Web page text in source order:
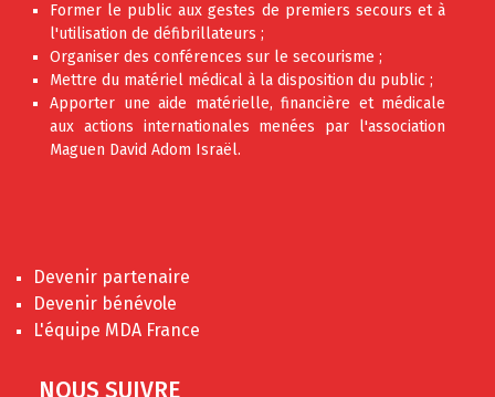
Former le public aux gestes de premiers secours et à
l'utilisation de défibrillateurs ;
Organiser des conférences sur le secourisme ;
Mettre du matériel médical à la disposition du public ;
Apporter une aide matérielle, financière et médicale
aux actions internationales menées par l'association
Maguen David Adom Israël.
Devenir partenaire
Devenir bénévole
L'équipe MDA France
NOUS SUIVRE